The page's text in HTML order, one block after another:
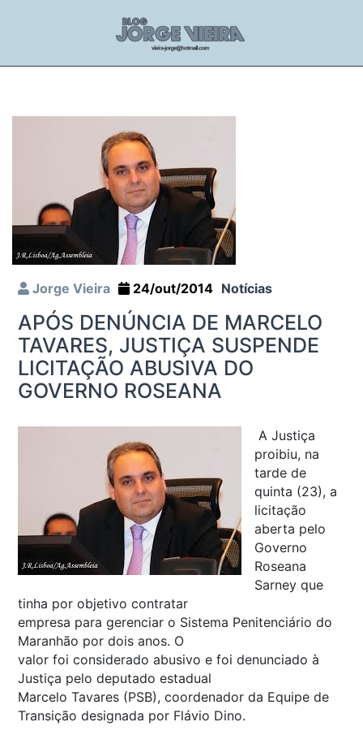
Jorge Vieira 24/out/2014 Notícias
APÓS DENÚNCIA DE MARCELO
TAVARES, JUSTIÇA SUSPENDE
LICITAÇÃO ABUSIVA DO
GOVERNO ROSEANA
A Justiça
proibiu, na
tarde de
quinta (23), a
licitação
aberta pelo
Governo
Roseana
Sarney que
tinha por objetivo contratar
empresa para gerenciar o Sistema Penitenciário do
Maranhão por dois anos. O
valor foi considerado abusivo e foi denunciado à
Justiça pelo deputado estadual
Marcelo Tavares (PSB), coordenador da Equipe de
Transição designada por Flávio Dino.